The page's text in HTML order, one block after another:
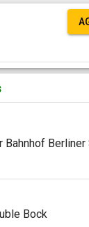
Bahnhof
Bock